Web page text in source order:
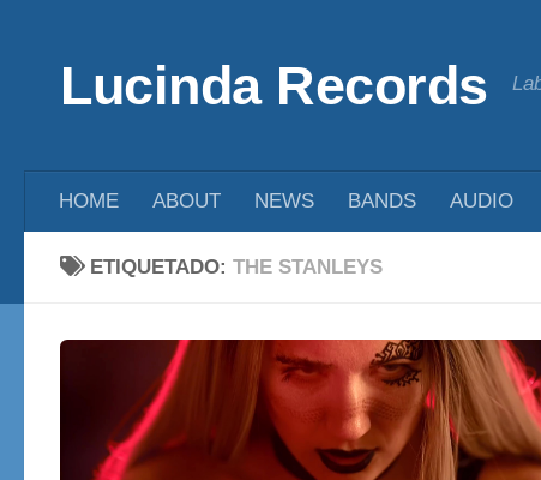
Lucinda Records
HOME ABOUT NEWS BANDS AUDIO
ETIQUETADO: THE STANLEYS